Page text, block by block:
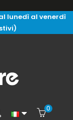
lunedì al venerdì
0